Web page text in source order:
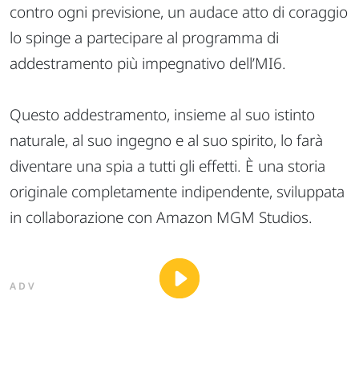
contro ogni previsione, un audace atto di coraggio
lo spinge a partecipare al programma di
addestramento più impegnativo dell’MI6.
Questo addestramento, insieme al suo istinto
naturale, al suo ingegno e al suo spirito, lo farà
diventare una spia a tutti gli effetti. È una storia
originale completamente indipendente, sviluppata
in collaborazione con Amazon MGM Studios.
ADV